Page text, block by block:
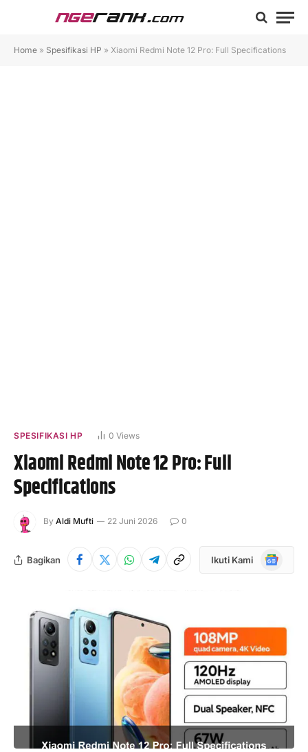
Home » Spesifikasi HP » Xiaomi Redmi Note 12 Pro: Full Specifications
SPESIFIKASI HP 0Views
Xiaomi Redmi Note 12 Pro: Full
Specifications
By Aldi Mufti 22 Juni 2026 0
Bagikan Ikuti Kami
Google